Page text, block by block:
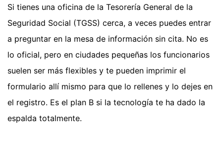
Si tienes una oficina de la Tesorería General de la
Seguridad Social (TGSS) cerca, a veces puedes entrar
a preguntar en la mesa de información sin cita. No es
lo oficial, pero en ciudades pequeñas los funcionarios
suelen ser más flexibles y te pueden imprimir el
formulario allí mismo para que lo rellenes y lo dejes en
el registro. Es el plan B si la tecnología te ha dado la
espalda totalmente.